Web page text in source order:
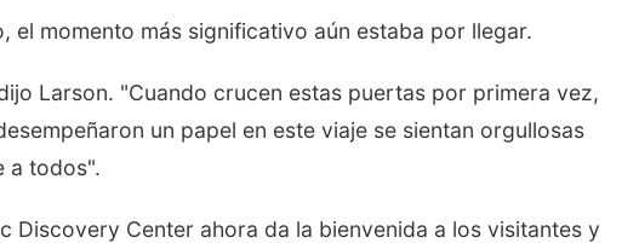
el momento más significativo aún estaba por llegar.
Larson. "Cuando crucen estas puertas por primera vez,
un papel en este viaje se sientan orgullosas
a todos".
Discovery Center ahora da la bienvenida a los visitantes y